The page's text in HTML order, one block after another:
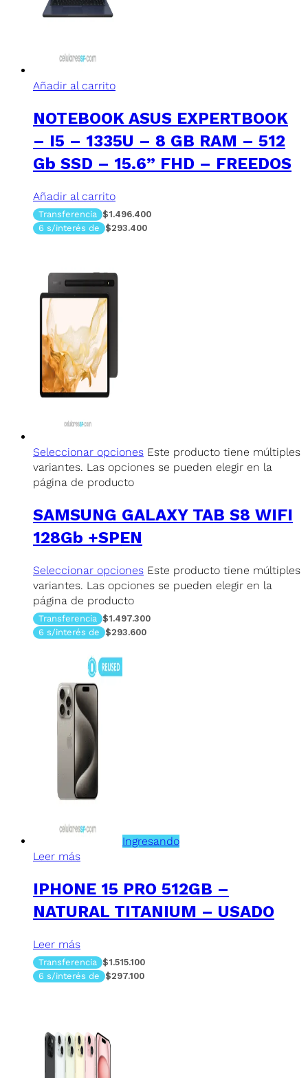
Añadir al carrito
NOTEBOOK ASUS EXPERTBOOK
– I5 – 1335U – 8 GB RAM – 512
Gb SSD – 15.6” FHD – FREEDOS
Añadir al carrito
Transferencia $1.496.400
6 s/interés de $293.400
Seleccionar opciones Este producto tiene múltiples
variantes. Las opciones se pueden elegir en la
página de producto
SAMSUNG GALAXY TAB S8 WIFI
128Gb +SPEN
Seleccionar opciones Este producto tiene múltiples
variantes. Las opciones se pueden elegir en la
página de producto
Transferencia $1.497.300
6 s/interés de $293.600
Ingresando
Leer más
IPHONE 15 PRO 512GB –
NATURAL TITANIUM – USADO
Leer más
Transferencia $1.515.100
6 s/interés de $297.100